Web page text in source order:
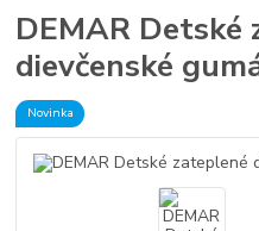
DEMAR Detské
dievčenské
Novinka